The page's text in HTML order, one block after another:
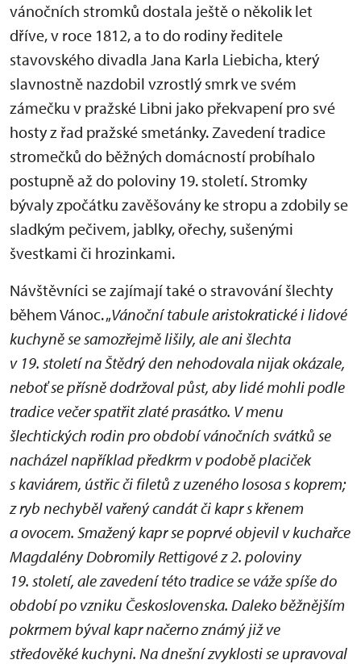
vánočních stromků dostala ještě o několik let
dříve, v roce 1812, a to do rodiny ředitele
stavovského divadla Jana Karla Liebicha, který
slavnostně nazdobil vzrostlý smrk ve svém
zámečku v pražské Libni jako překvapení pro své
hosty z řad pražské smetánky. Zavedení tradice
stromečků do běžných domácností probíhalo
postupně až do poloviny 19. století. Stromky
bývaly zpočátku zavěšovány ke stropu a zdobily se
sladkým pečivem, jablky, ořechy, sušenými
švestkami či hrozinkami.
Návštěvníci se zajímají také o stravování šlechty
během Vánoc. „Vánoční tabule aristokratické i lidové
kuchyně se samozřejmě lišily, ale ani šlechta
v 19. století na Štědrý den nehodovala nijak okázale,
neboť se přísně dodržoval půst, aby lidé mohli podle
tradice večer spatřit zlaté prasátko. V menu
šlechtických rodin pro období vánočních svátků se
nacházel například předkrm v podobě placiček
s kaviárem, ústřic či filetů z uzeného lososa s koprem;
z ryb nechyběl vařený candát či kapr s křenem
a ovocem. Smažený kapr se poprvé objevil v kuchařce
Magdalény Dobromily Rettigové z 2. poloviny
19. století, ale zavedení této tradice se váže spíše do
období po vzniku Československa. Daleko běžnějším
pokrmem býval kapr načerno známý již ve
středověké kuchyni. Na dnešní zvyklosti se upravoval